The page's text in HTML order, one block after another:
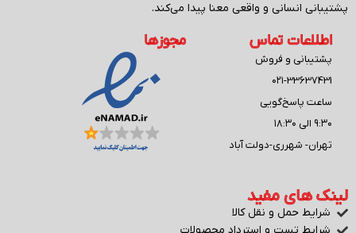
پشتیبانی انسانی و واقعی معنا پیدا می‌کند.
اطلاعات تماس
پشتیبانی و فروش
۰۲۱-33637431
ساعت پاسخ‌گویی
۹:۳۰ الی ۱۸:۳۰
تهران- شهرری-دولت آباد
مجوزها
لینک های مفید
شرایط حمل و نقل کالا